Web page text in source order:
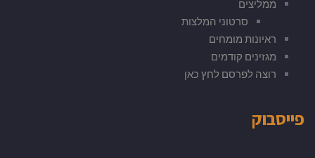
ממליצים
סרטוני המלצות
ראיונות מומחים
מגזינים קודמים
רוצה לפרסם לחץ כאן
פייסבוק